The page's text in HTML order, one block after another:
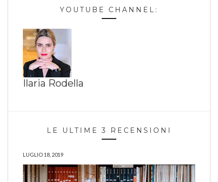
YOUTUBE CHANNEL:
Ilaria Rodella
LE ULTIME 3 RECENSIONI
LUGLIO 18, 2019